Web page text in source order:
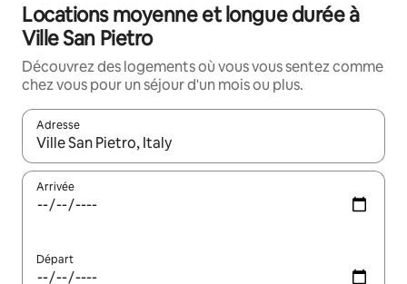
Locations moyenne et longue durée à
Ville San Pietro
Découvrez des logements où vous vous sentez comme
chez vous pour un séjour d'un mois ou plus.
Adresse
Lorsque les résultats s'affichent, utilisez les flèches vers le
Arrivée
Départ